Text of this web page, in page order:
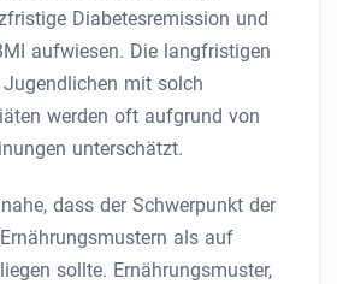
Diabetesremission und
aufwiesen. Die langfristigen
mit solch
werden oft aufgrund von
unterschätzt.
dass der Schwerpunkt der
als auf
sollte. Ernährungsmuster,